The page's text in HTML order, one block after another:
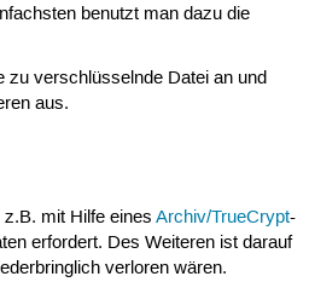
benutzt man dazu die
zu verschlüsselnde Datei an und
aus.
z.B. mit Hilfe einesArchiv/TrueCrypt-
erfordert. Des Weiteren ist darauf
verloren wären.